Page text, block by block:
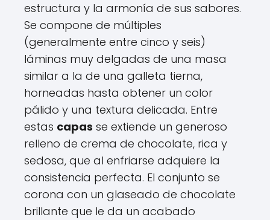
estructura y la armonía de sus sabores.
Se compone de múltiples
(generalmente entre cinco y seis)
láminas muy delgadas de una masa
similar a la de una galleta tierna,
horneadas hasta obtener un color
pálido y una textura delicada. Entre
estas capas se extiende un generoso
relleno de crema de chocolate, rica y
sedosa, que al enfriarse adquiere la
consistencia perfecta. El conjunto se
corona con un glaseado de chocolate
brillante que le da un acabado